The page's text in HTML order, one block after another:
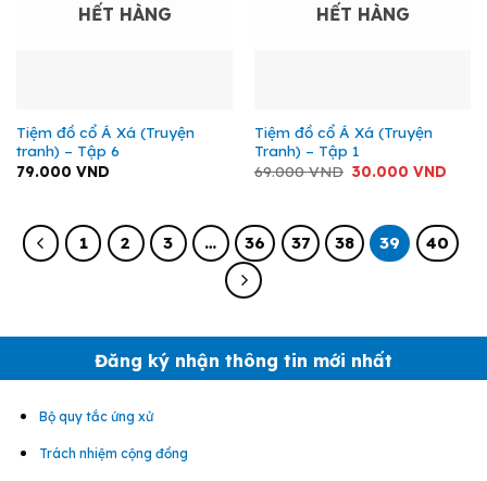
HẾT HÀNG
Tiệm đồ cổ Á Xá (Truyện
tranh) – Tập 6
79.000 VND
HẾT HÀNG
Tiệm đồ cổ Á Xá (Truyện
Tranh) – Tập 1
69.000VND Giá
30.000 VNDGiá
1 2 3 … 36 37 38 39 40
Đăng ký nhận thông tin mới nhất
Bộ quy tắc ứng xử
Trách nhiệm cộng đồng